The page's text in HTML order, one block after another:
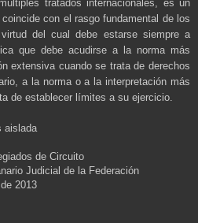
tratados internacionales, es un
con el rasgo fundamental de los
del cual debe estarse siempre a
que debe acudirse a la norma más
extensiva cuando se trata de derechos
a la norma o a la interpretación más
de establecer límites a su ejercicio.
aislada
de Circuito
Judicial de la Federación
2013